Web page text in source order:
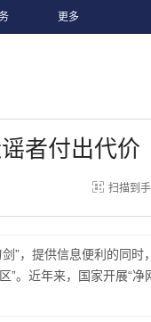
更多
者付出代价
扫描到
”，提供信息便利的同
”。近年来，国家开展“净